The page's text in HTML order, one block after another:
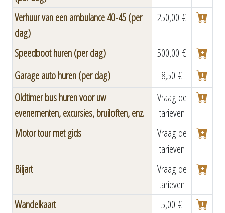
Verhuur van een ambulance 40-45 (per
dag)
250,00 €
Speedboot huren (per dag)
500,00 €
Garage auto huren (per dag)
8,50 €
Oldtimer bus huren voor uw
evenementen, excursies, bruiloften, enz.
Vraag de
tarieven
Motor tour met gids
Vraag de
tarieven
Biljart
Vraag de
tarieven
Wandelkaart
5,00 €